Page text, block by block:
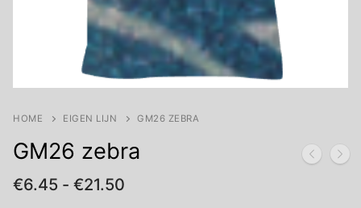
HOME EIGEN LIJN GM26 ZEBRA
GM26 zebra
€6.45 - €21.50